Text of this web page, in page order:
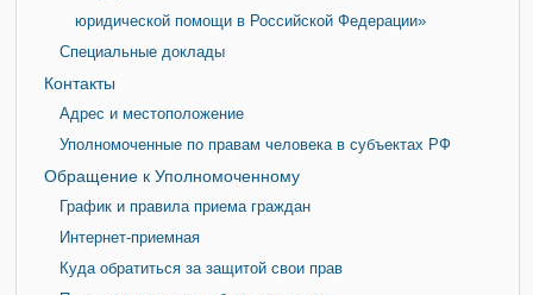
юридической помощи в Российской Федерации»
Специальные доклады
Контакты
Адрес и местоположение
Уполномоченные по правам человека в субъектах РФ
Обращение к Уполномоченному
График и правила приема граждан
Интернет-приемная
Куда обратиться за защитой свои прав